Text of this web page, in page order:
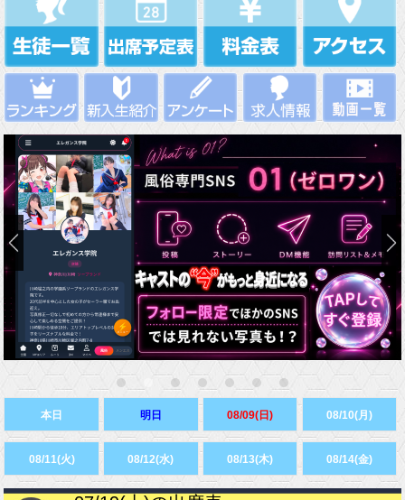
本日 明日 08/09(日) 08/10(月)
08/11(火) 08/12(水) 08/13(木) 08/14(金)